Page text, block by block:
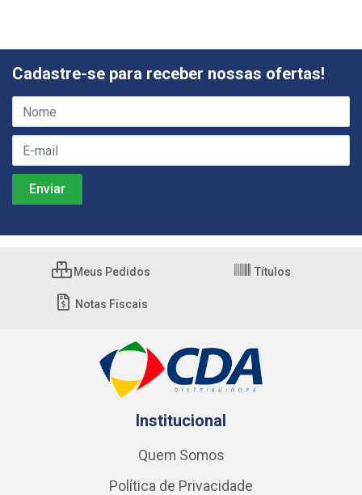
Cadastre-se para receber nossas ofertas!
Meus Pedidos Títulos
Notas Fiscais
Institucional
Quem Somos
Política de Privacidade